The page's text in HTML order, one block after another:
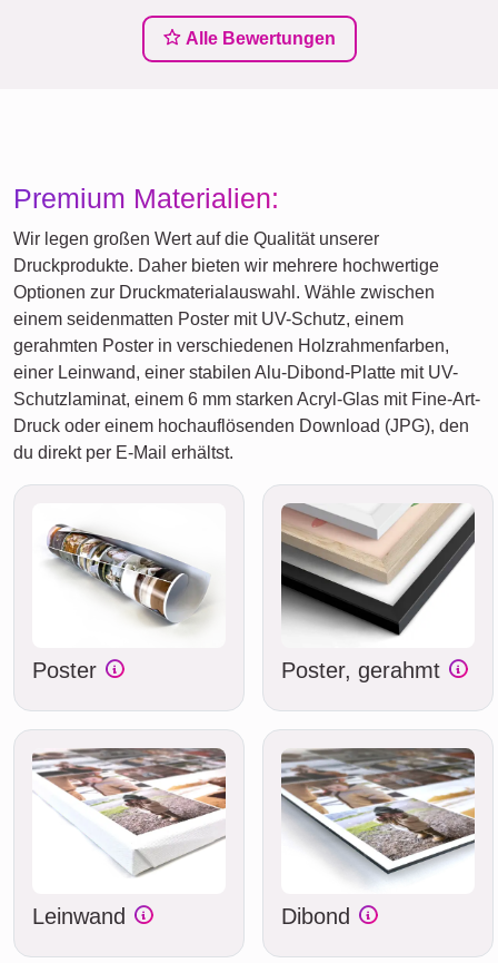
Alle Bewertungen
Premium Materialien:
Wir legen großen Wert auf die Qualität unserer
Druckprodukte. Daher bieten wir mehrere hochwertige
Optionen zur Druckmaterialauswahl. Wähle zwischen
einem seidenmatten Poster mit UV-Schutz, einem
gerahmten Poster in verschiedenen Holzrahmenfarben,
einer Leinwand, einer stabilen Alu-Dibond-Platte mit UV-
Schutzlaminat, einem 6 mm starken Acryl-Glas mit Fine-Art-
Druck oder einem hochauflösenden Download (JPG), den
du direkt per E-Mail erhältst.
Poster Poster, gerahmt
Leinwand Dibond